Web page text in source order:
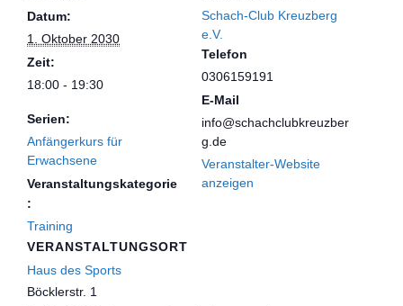
Datum:
1. Oktober 2030
Zeit:
18:00 - 19:30
Serien:
Anfängerkurs für
Erwachsene
Veranstaltungskategorie
:
Training
VERANSTALTUNGSORT
Haus des Sports
Böcklerstr. 1
Schach-Club Kreuzberg
e.V.
Telefon
0306159191
E-Mail
info@schachclubkreuzber
g.de
Veranstalter-Website
anzeigen